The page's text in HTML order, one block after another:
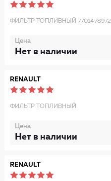
ФИЛЬТР ТОПЛИВНЫЙ 7701478972
Цена
Нет в наличии
RENAULT
ФИЛЬТР ТОПЛИВНЫЙ
Цена
Нет в наличии
RENAULT